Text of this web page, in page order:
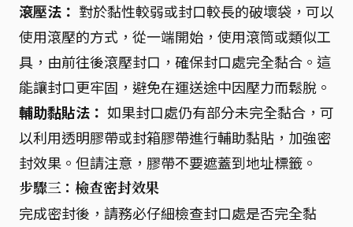
滾壓法： 對於黏性較弱或封口較長的破壞袋，可以
使用滾壓的方式，從一端開始，使用滾筒或類似工
具，由前往後滾壓封口，確保封口處完全黏合。這
能讓封口更牢固，避免在運送途中因壓力而鬆脫。
輔助黏貼法： 如果封口處仍有部分未完全黏合，可
以利用透明膠帶或封箱膠帶進行輔助黏貼，加強密
封效果。但請注意，膠帶不要遮蓋到地址標籤。
步驟三：檢查密封效果
完成密封後，請務必仔細檢查封口處是否完全黏